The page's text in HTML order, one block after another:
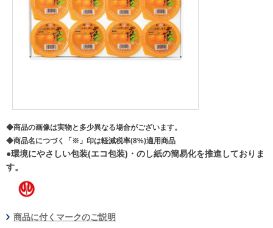
◆商品の画像は実物と多少異なる場合がございます。
◆商品名につづく「※」印は軽減税率(8%)適用商品
●環境にやさしい包装(エコ包装)・のし紙の簡易化を推進しておりま
す。
商品に付くマークのご説明